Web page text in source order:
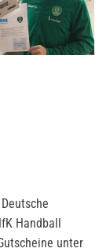
Handball
unter